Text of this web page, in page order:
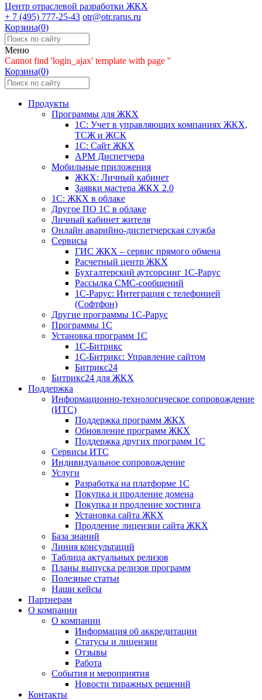
Центр отраслевой разработки ЖКХ
+ 7 (495) 777-25-43 otr@otr.rarus.ru
Корзина(0)
Меню
Cannot find 'login_ajax' template with page ''
Корзина(0)
Продукты
Программы для ЖКХ
1С: Учет в управляющих компаниях ЖКХ,
ТСЖ и ЖСК
1С: Сайт ЖКХ
АРМ Диспетчера
Мобильные приложения
ЖКХ: Личный кабинет
Заявки мастера ЖКХ 2.0
1С: ЖКХ в облаке
Другое ПО 1С в облаке
Личный кабинет жителя
Онлайн аварийно-диспетчерская служба
Сервисы
ГИС ЖКХ – сервис прямого обмена
Расчетный центр ЖКХ
Бухгалтерский аутсорсинг 1С-Рарус
Рассылка СМС-сообщений
1С-Рарус: Интеграция с телефонией
(Софтфон)
Другие программы 1С-Рарус
Программы 1С
Установка программ 1С
1С-Битрикс
1С-Битрикс: Управление сайтом
Битрикс24
Битрикс24 для ЖКХ
Поддержка
Информационно-технологическое сопровождение
(ИТС)
Поддержка программ ЖКХ
Обновление программ ЖКХ
Поддержка других программ 1С
Сервисы ИТС
Индивидуальное сопровождение
Услуги
Разработка на платформе 1С
Покупка и продление домена
Покупка и продление хостинга
Установка сайта ЖКХ
Продление лицензии сайта ЖКХ
База знаний
Линия консультаций
Таблица актуальных релизов
Планы выпуска релизов программ
Полезные статьи
Наши кейсы
Партнерам
О компании
О компании
Информация об аккредитации
Статусы и лицензии
Отзывы
Работа
События и мероприятия
Новости тиражных решений
Контакты